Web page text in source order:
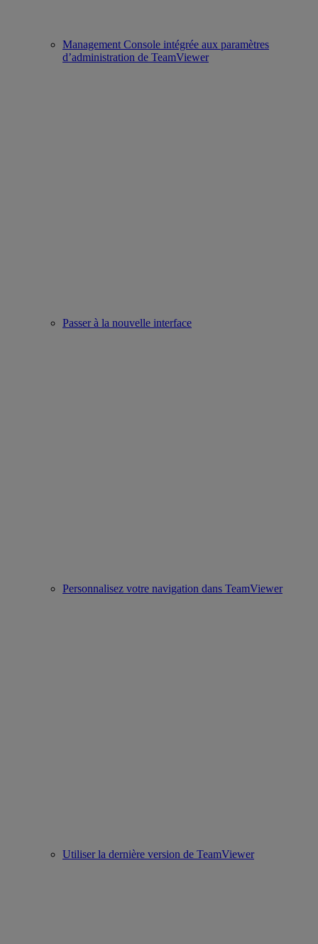
Management Console intégrée aux paramètres
d’administration de TeamViewer
Passer à la nouvelle interface
Personnalisez votre navigation dans TeamViewer
Utiliser la dernière version de TeamViewer